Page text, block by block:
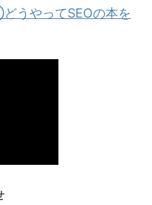
うやってSEOの本を